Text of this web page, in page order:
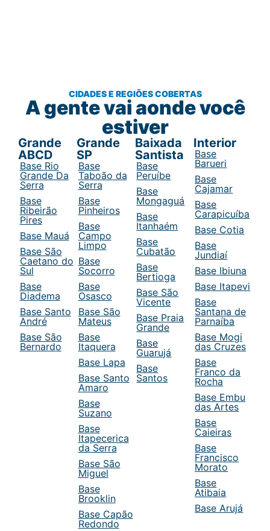
CIDADES E REGIÕES COBERTAS
A gente vai aonde você
estiver
Grande
ABCD
Base Rio
Grande Da
Serra
Base
Ribeirão
Pires
Base Mauá
Base São
Caetano do
Sul
Base
Diadema
Base Santo
André
Base São
Bernardo
Grande
SP
Base
Taboão da
Serra
Base
Pinheiros
Base
Campo
Limpo
Base
Socorro
Base
Osasco
Base São
Mateus
Base
Itaquera
Base Lapa
Base Santo
Amaro
Base
Suzano
Base
Itapecerica
da Serra
Base São
Miguel
Base
Brooklin
Base Capão
Redondo
Baixada
Santista
Base
Peruíbe
Base
Mongaguá
Base
Itanhaém
Base
Cubatão
Base
Bertioga
Base São
Vicente
Base Praia
Grande
Base
Guarujá
Base
Santos
Interior
Base
Barueri
Base
Cajamar
Base
Carapicuíba
Base Cotia
Base
Jundiaí
Base Ibiuna
Base Itapevi
Base
Santana de
Parnaíba
Base Mogi
das Cruzes
Base
Franco da
Rocha
Base Embu
das Artes
Base
Caieiras
Base
Francisco
Morato
Base
Atibaia
Base Arujá